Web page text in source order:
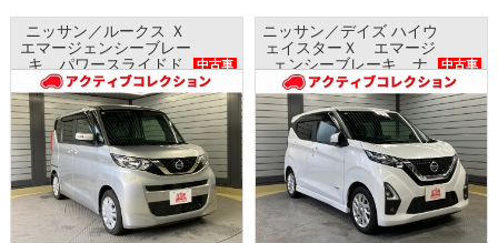
ニッサン／ルークス Ｘ
エマージェンシーブレー
キ パワースライドド
ア ナビ 全方位モニタ
ー AAC
中古車
ニッサン／デイズ ハイウ
ェイスターＸ エマージ
ェンシーブレーキ ナ
ビ アラウンドビューモ
ニター インテリキー
中古車